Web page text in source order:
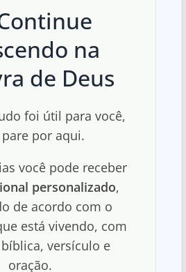
na
de Deus
foi útil para você,
por aqui.
você pode receber
personalizado,
de acordo com o
está vivendo, com
versículo e
oração.